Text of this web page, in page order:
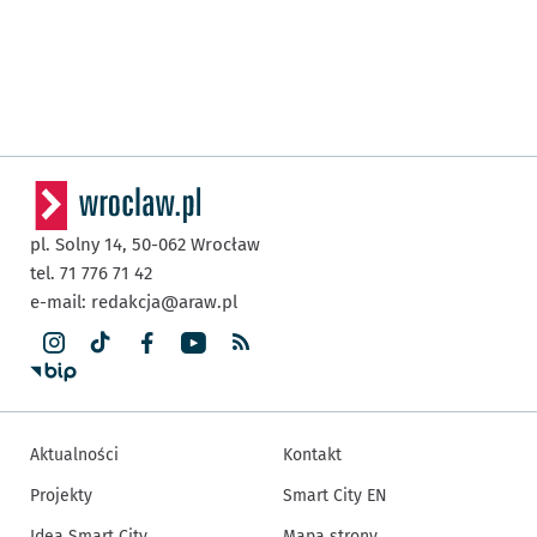
pl. Solny 14, 50-062 Wrocław
tel. 71 776 71 42
e-mail: redakcja@araw.pl
Aktualności
Projekty
Kontakt
Smart City EN